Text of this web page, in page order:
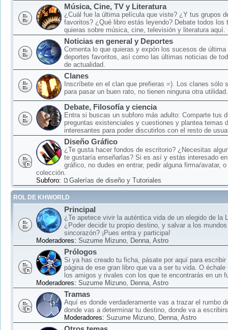
Música, Cine, TV y Literatura
¿Cuál fue la última película que viste? ¿Y tus grupos
favoritos? ¿Qué libro estás leyendo? Debate todos los
quieras sobre música, cine, televisión y literatura aquí.
Noticias en general y Deportes
Comenta lo que quieras y expón los sucesos de última
deportes favoritos, así como las últimas noticias de
de actualidad.
Clanes
Inscríbete en el clan que prefieras =). Los clanes sólo
para pasar un buen rato, no tienen ninguna otra utilidad.
Debate, Filosofía y ciencia
Entra si buscas un subforo más adulto: Comparte tus
preguntas existenciales y cuestiones y plantea temas
interesantes para poder discutirlos con el resto de
Diseño Gráfico
¿Te gusta hacer fondos de escritorio? ¿Necesitas
te gustaría enseñarlas? Si es así y estás interesado
gráfico, no dudes en entrar, pedir alguna firma/avatar,
colección.
Subforo:
Galerías de diseño y Tutoriales
ROL DE KHWORLD
Principal
¿Te apetece vivir la auténtica vida de un elegido de la
¿Poder decidir tu propio destino, y salvar a los
sincorazón? ¡Pues entra y participa!
Moderadores: Suzume Mizuno, Denna, Astro
Prólogos
Si ya has creado tu ficha, pásate por aquí para escribir
página de ese gran libro que va a ser tu vida. O
los amigos y rivales con los que te encontrarás en un
Moderadores: Suzume Mizuno, Denna, Astro
Tramas
Aquí es donde verdaderamente vas a trazar el rumbo
donde vas a determinar tu destino, donde va a
Moderadores: Suzume Mizuno, Denna, Astro